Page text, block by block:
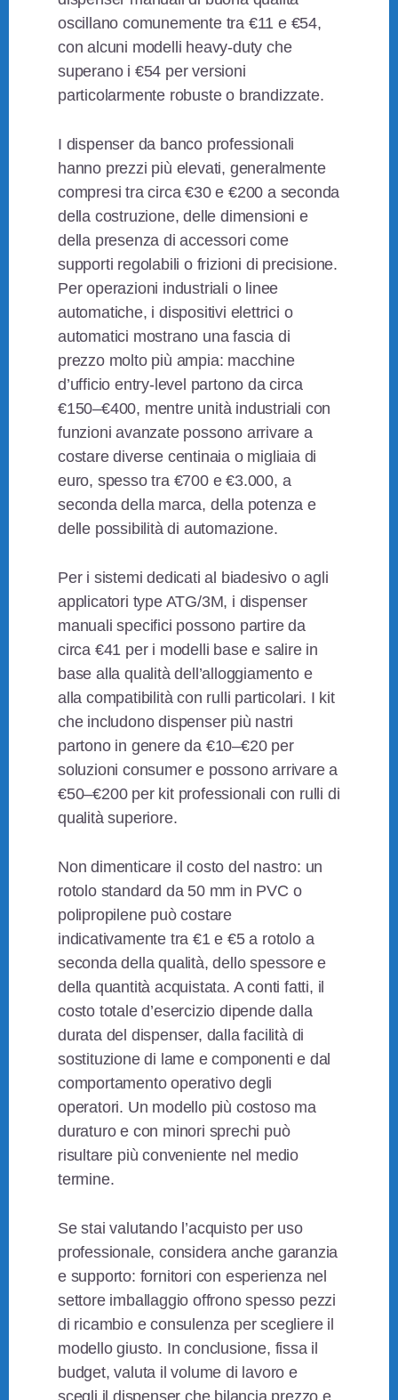
oscillano comunemente tra €11 e €54,
con alcuni modelli heavy-duty che
superano i €54 per versioni
particolarmente robuste o brandizzate.
I dispenser da banco professionali
hanno prezzi più elevati, generalmente
compresi tra circa €30 e €200 a seconda
della costruzione, delle dimensioni e
della presenza di accessori come
supporti regolabili o frizioni di precisione.
Per operazioni industriali o linee
automatiche, i dispositivi elettrici o
automatici mostrano una fascia di
prezzo molto più ampia: macchine
d’ufficio entry-level partono da circa
€150–€400, mentre unità industriali con
funzioni avanzate possono arrivare a
costare diverse centinaia o migliaia di
euro, spesso tra €700 e €3.000, a
seconda della marca, della potenza e
delle possibilità di automazione.
Per i sistemi dedicati al biadesivo o agli
applicatori type ATG/3M, i dispenser
manuali specifici possono partire da
circa €41 per i modelli base e salire in
base alla qualità dell’alloggiamento e
alla compatibilità con rulli particolari. I kit
che includono dispenser più nastri
partono in genere da €10–€20 per
soluzioni consumer e possono arrivare a
€50–€200 per kit professionali con rulli di
qualità superiore.
Non dimenticare il costo del nastro: un
rotolo standard da 50 mm in PVC o
polipropilene può costare
indicativamente tra €1 e €5 a rotolo a
seconda della qualità, dello spessore e
della quantità acquistata. A conti fatti, il
costo totale d’esercizio dipende dalla
durata del dispenser, dalla facilità di
sostituzione di lame e componenti e dal
comportamento operativo degli
operatori. Un modello più costoso ma
duraturo e con minori sprechi può
risultare più conveniente nel medio
termine.
Se stai valutando l’acquisto per uso
professionale, considera anche garanzia
e supporto: fornitori con esperienza nel
settore imballaggio offrono spesso pezzi
di ricambio e consulenza per scegliere il
modello giusto. In conclusione, fissa il
budget, valuta il volume di lavoro e